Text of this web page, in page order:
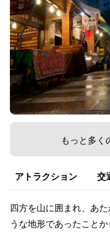
もっと多く
アトラクション 交
四方を山に囲まれ、あ
うな地形であったこと